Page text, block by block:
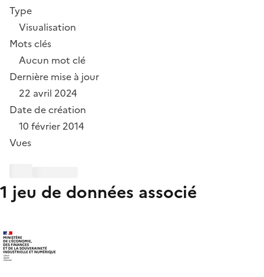
Type
Visualisation
Mots clés
Aucun mot clé
Dernière mise à jour
22 avril 2024
Date de création
10 février 2014
Vues
1 jeu de données associé